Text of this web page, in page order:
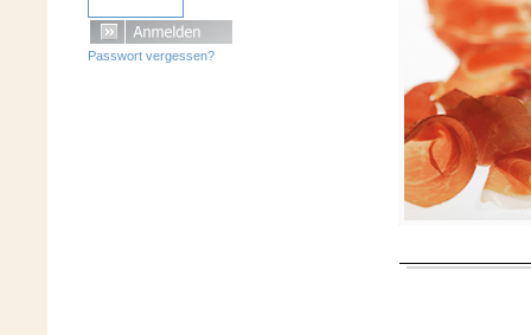
Passwort vergessen?